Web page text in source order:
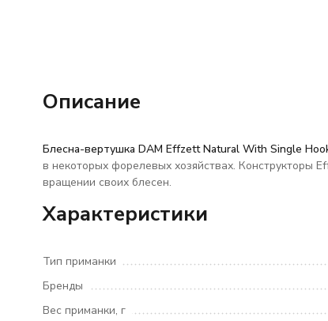
Описание
Блесна-вертушка DAM Effzett Natural With Single
в некоторых форелевых хозяйствах. Конструкторы
вращении своих блесен.
Характеристики
Тип приманки
Бренды
Вес приманки, г